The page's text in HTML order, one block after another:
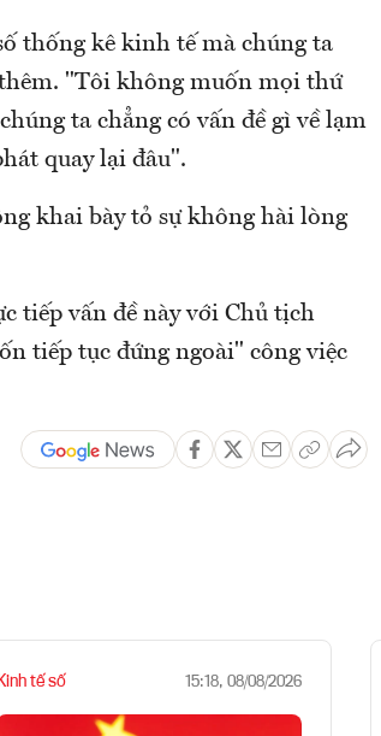
thống kê kinh tế mà chúng ta
"Tôi không muốn mọi thứ
ta chẳng có vấn đề gì về lạm
quay lại đâu".
khai bày tỏ sự không hài lòng
tiếp vấn đề này với Chủ tịch
tiếp tục đứng ngoài" công việc
Kinh tế số 15:18, 08/08/2026